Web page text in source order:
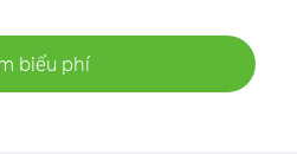
biểu phí